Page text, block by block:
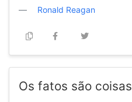
Ronald Reagan
Os fatos são